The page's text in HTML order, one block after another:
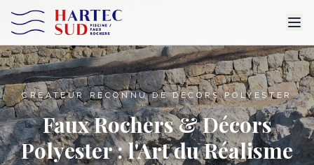
CRÉATEUR RECONNU DE DÉCORS POLYESTER
Faux Rochers & Décors
Polyester : l'Art du Réalisme